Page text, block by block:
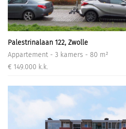
Palestrinalaan 122, Zwolle
Appartement - 3 kamers - 80 m²
€ 149.000 k.k.